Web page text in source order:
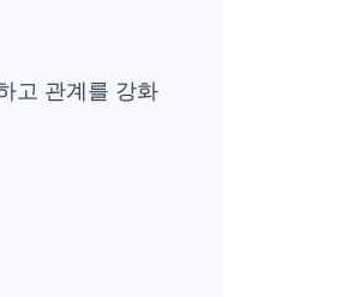
고 관계를 강화